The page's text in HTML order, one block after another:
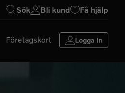
Sök Bli kund Få hjälp
Företagskort Logga in